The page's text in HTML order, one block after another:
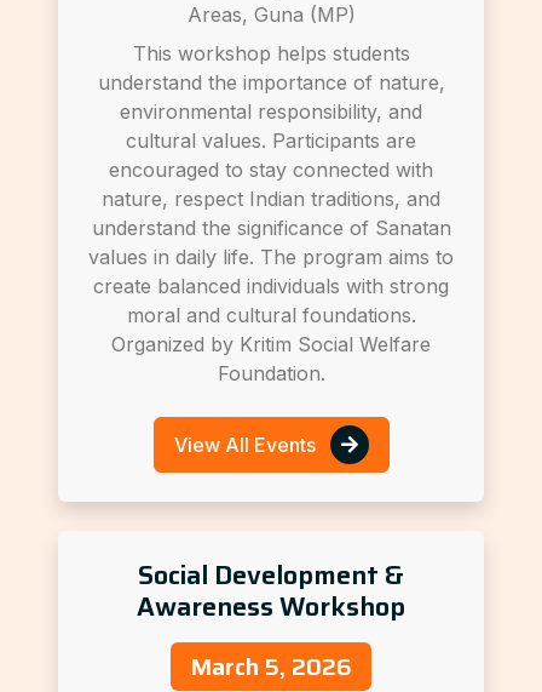
Areas, Guna (MP)
This workshop helps students
understand the importance of nature,
environmental responsibility, and
cultural values. Participants are
encouraged to stay connected with
nature, respect Indian traditions, and
understand the significance of Sanatan
values in daily life. The program aims to
create balanced individuals with strong
moral and cultural foundations.
Organized by Kritim Social Welfare
Foundation.
View All Events
Social Development &
Awareness Workshop
March 5, 2026